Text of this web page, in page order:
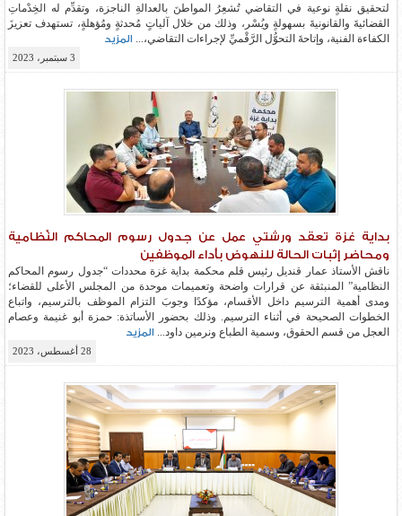
لتحقيق نقلةٍ نوعية في التقاضي تُشعِرُ المواطنَ بالعدالةِ الناجزة، وتقدِّم له الخِدْماتِ
القضائيةَ والقانونيةَ بسهولةٍ ويُسْر، وذلك من خلال آلياتٍ مُحدثةٍ ومُؤهلةٍ، تستهدف تعزيزَ
الكفاءة الفنية، وإتاحةَ التحوُّل الرَّقْميِّ لإجراءات التقاضي،...
المزيد
3 سبتمبر، 2023
بداية غزة تعقد ورشتي عمل عن جدول رسوم المحاكم النِّظامية
ومحاضر إثبات الحالة للنهوض بأداء الموظفين
ناقش الأستاذ عمار قنديل رئيس قلم محكمة بداية غزة محددات “جدول رسوم المحاكم
النظامية” المنبثقة عن قرارات واضحة وتعميمات موحدة من المجلس الأعلى للقضاء؛
ومدى أهمية الترسيم داخل الأقسام، مؤكدًا وجوبَ التزام الموظف بالترسيم، واتباع
الخطوات الصحيحة في أثناء الترسيم. وذلك بحضور الأساتذة: حمزة أبو غنيمة وعصام
العجل من قسم الحقوق، وسمية الطباع ونرمين داود...
المزيد
28 أغسطس، 2023